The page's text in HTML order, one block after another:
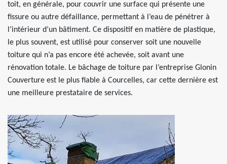
toit, en générale, pour couvrir une surface qui présente une
fissure ou autre défaillance, permettant à l’eau de pénétrer à
l’intérieur d’un bâtiment. Ce dispositif en matière de plastique,
le plus souvent, est utilisé pour conserver soit une nouvelle
toiture qui n’a pas encore été achevée, soit avant une
rénovation totale. Le bâchage de toiture par l’entreprise Glonin
Couverture est le plus fiable à Courcelles, car cette dernière est
une meilleure prestataire de services.